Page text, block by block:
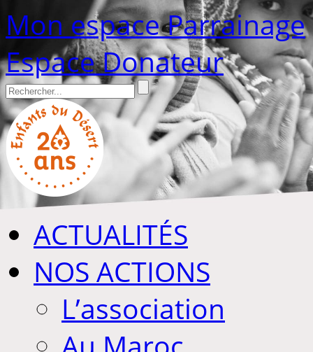
Mon espace Parrainage
Espace Donateur
ACTUALITÉS
NOS ACTIONS
L’association